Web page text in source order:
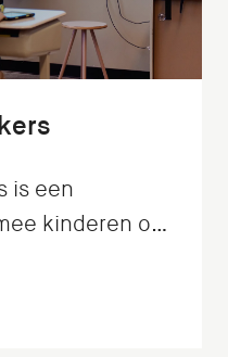
is een
kinderen op
realiseerden